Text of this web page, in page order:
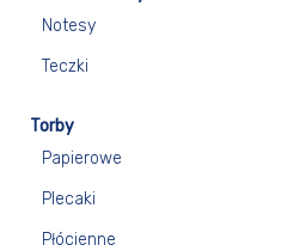
Notesy
Teczki
Torby
Papierowe
Plecaki
Płócienne